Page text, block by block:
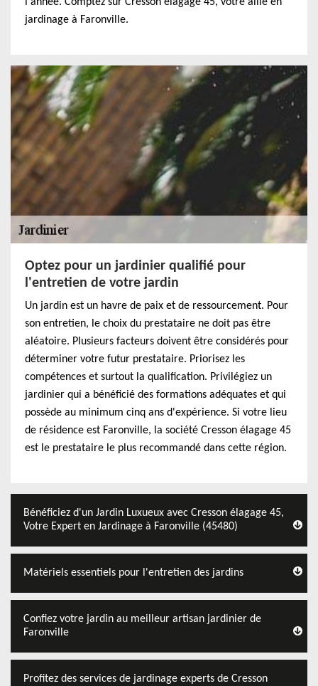
jardinage à Faronville.
Optez pour un jardinier qualifié pour
l'entretien de votre jardin
Un jardin est un havre de paix et de ressourcement. Pour
son entretien, le choix du prestataire ne doit pas être
aléatoire. Plusieurs facteurs doivent être considérés pour
déterminer votre futur prestataire. Priorisez les
compétences et surtout la qualification. Privilégiez un
jardinier qui a bénéficié des formations adéquates et qui
possède au minimum cinq ans d'expérience. Si votre lieu
de résidence est Faronville, la société Cresson élagage 45
est le prestataire le plus recommandé dans cette région.
Bénéficiez d'un Jardin Luxueux avec Cresson élagage 45,
Votre Expert en Jardinage à Faronville (45480)
Matériels essentiels pour l'entretien des jardins
Confiez votre jardin au meilleur artisan jardinier de
Faronville
Profitez des services de jardinage experts de Cresson